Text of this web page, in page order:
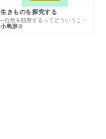
生きものを探究する
─自然を観察するってどういうこと？
小島渉著